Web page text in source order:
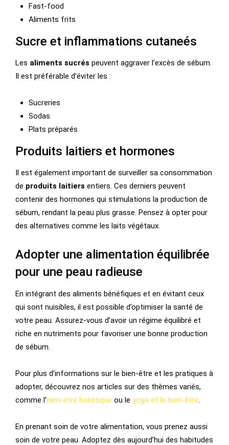
Fast-food
Aliments frits
Sucre et inflammations cutaneés
Les aliments sucrés peuvent aggraver l’excès de sébum.
Il est préférable d’éviter les :
Sucreries
Sodas
Plats préparés
Produits laitiers et hormones
Il est également important de surveiller sa consommation
de produits laitiers entiers. Ces derniers peuvent
contenir des hormones qui stimulations la production de
sébum, rendant la peau plus grasse. Pensez à opter pour
des alternatives comme les laits végétaux.
Adopter une alimentation équilibrée
pour une peau radieuse
En intégrant des aliments bénéfiques et en évitant ceux
qui sont nuisibles, il est possible d’optimiser la santé de
votre peau. Assurez-vous d’avoir un régime équilibré et
riche en nutriments pour favoriser une bonne production
de sébum.
Pour plus d’informations sur le bien-être et les pratiques à
adopter, découvrez nos articles sur des thèmes variés,
comme l’bien-être holistique ou le yoga et le bien-être.
En prenant soin de votre alimentation, vous prenez aussi
soin de votre peau. Adoptez dès aujourd’hui des habitudes